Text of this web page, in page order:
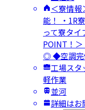
＜寮情
能！ ・1R
って寮タ
POINT！
◎ ◆空調完
工場スタ
軽作業
並河
詳細はお